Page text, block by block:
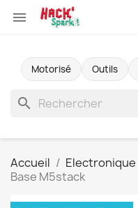

Motorisé Outils
search
Accueil Electronique
Base M5stack